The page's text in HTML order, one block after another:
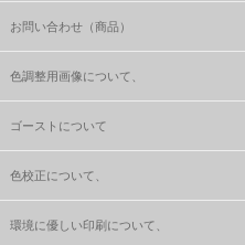
お問い合わせ（商品）
色調整用画像について、
ゴーストについて
色校正について、
環境に優しい印刷について、